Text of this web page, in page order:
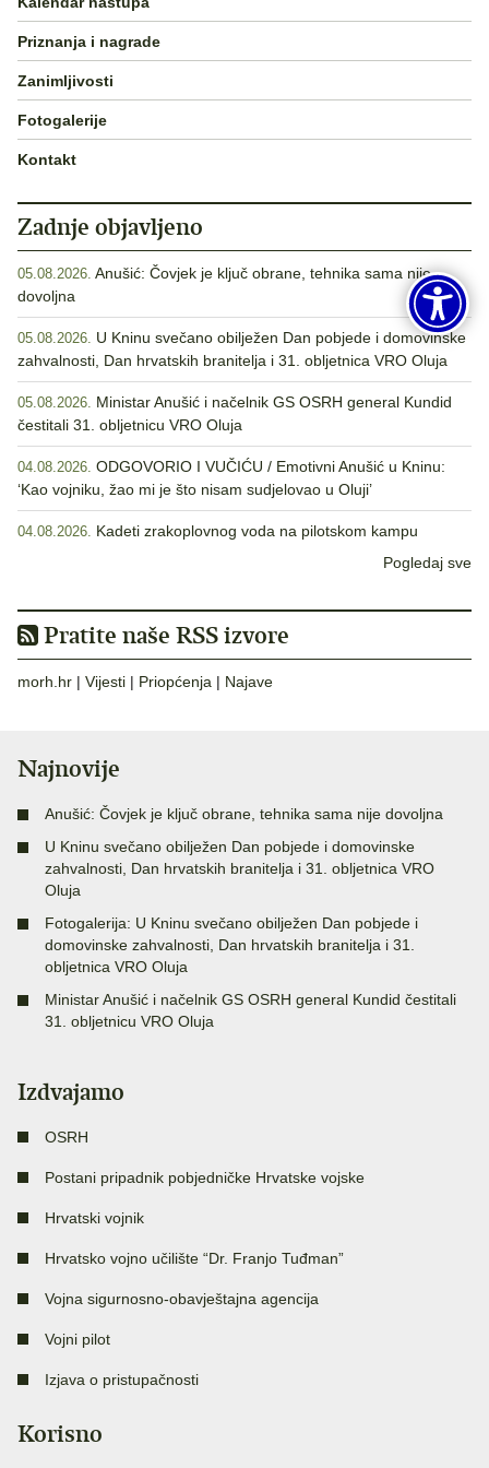
Priznanja i nagrade
Zanimljivosti
Fotogalerije
Kontakt
Zadnje objavljeno
05.08.2026. Anušić: Čovjek je ključ obrane, tehnika sama nije
dovoljna
05.08.2026. U Kninu svečano obilježen Dan pobjede i domovinske
zahvalnosti, Dan hrvatskih branitelja i 31. obljetnica VRO Oluja
05.08.2026. Ministar Anušić i načelnik GS OSRH general Kundid
čestitali 31. obljetnicu VRO Oluja
04.08.2026. ODGOVORIO I VUČIĆU / Emotivni Anušić u Kninu:
‘Kao vojniku, žao mi je što nisam sudjelovao u Oluji’
04.08.2026. Kadeti zrakoplovnog voda na pilotskom kampu
Pogledaj sve
Pratite naše RSS izvore
morh.hr | Vijesti | Priopćenja | Najave
Najnovije
Anušić: Čovjek je ključ obrane, tehnika sama nije dovoljna
U Kninu svečano obilježen Dan pobjede i domovinske
zahvalnosti, Dan hrvatskih branitelja i 31. obljetnica VRO
Oluja
Fotogalerija: U Kninu svečano obilježen Dan pobjede i
domovinske zahvalnosti, Dan hrvatskih branitelja i 31.
obljetnica VRO Oluja
Ministar Anušić i načelnik GS OSRH general Kundid čestitali
31. obljetnicu VRO Oluja
Izdvajamo
OSRH
Postani pripadnik pobjedničke Hrvatske vojske
Hrvatski vojnik
Hrvatsko vojno učilište “Dr. Franjo Tuđman”
Vojna sigurnosno-obavještajna agencija
Vojni pilot
Izjava o pristupačnosti
Korisno